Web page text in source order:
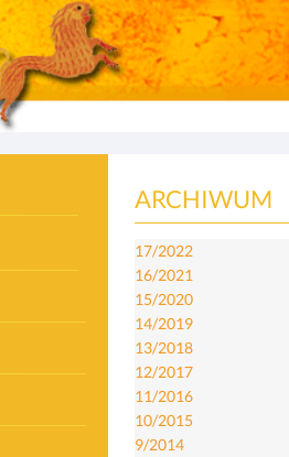
ARCHIWUM
17/2022
16/2021
15/2020
14/2019
13/2018
12/2017
11/2016
10/2015
9/2014